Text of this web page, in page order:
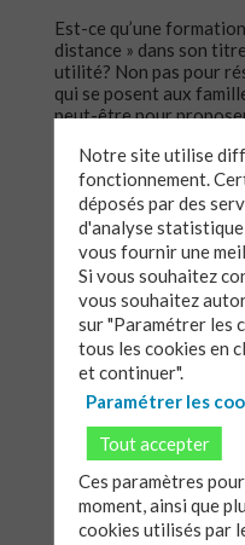
Est-ce qu’une
distance » dans son
utilité? Non pas pour
qui se posent aux
peut-être pour
Tout le matériel de
gratuitement.
Une adresse mail (
passés depuis «
directement
a- par @) et un
permettent aussi de
Peut-être même le «
https://
Hesitations), peu
un lieu de rencontre
N’hésitez pas, vous
attestation aucune…
Notre site utilise
fonctionnement.
déposés par des
d'analyse
vous fournir une
Si vous souhaitez
vous souhaitez
sur "Paramétrer les
tous les cookies en
et continuer".
Paramétrer les
Tout accepter
Ces paramètres
moment, ainsi que
cookies utilisés par